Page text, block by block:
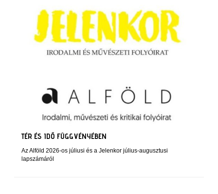
TÉR ÉS IDŐ FÜGGVÉNYÉBEN
Az Alföld 2026-os júliusi és a Jelenkor július-augusztusi
lapszámáról